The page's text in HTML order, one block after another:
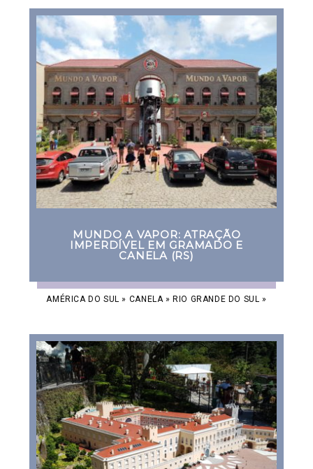
MUNDO A VAPOR: ATRAÇÃO
IMPERDÍVEL EM GRAMADO E
CANELA (RS)
AMÉRICA DO SUL » CANELA »RIO GRANDE DO SUL »